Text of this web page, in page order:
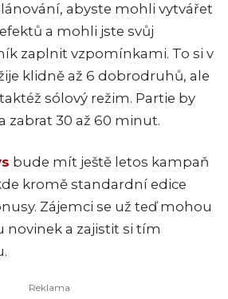
abyste mohli vytvářet
a mohli jste svůj
zaplnit vzpomínkami. To si v
klidně až 6 dobrodruhů, ale
sólový režim. Partie by
zabrat 30 až 60 minut.
bude mít ještě letos kampaň
kromě standardní edice
Zájemci se už teď mohou
novinek a zajistit si tím